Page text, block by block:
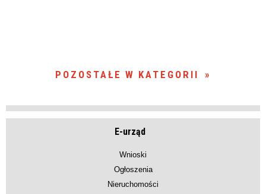
POZOSTAŁE W KATEGORII
E-urząd
Wnioski
Ogłoszenia
Nieruchomości